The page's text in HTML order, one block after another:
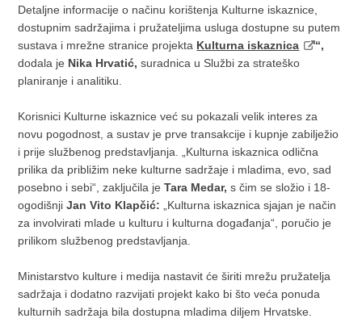
Detaljne informacije o načinu korištenja Kulturne iskaznice,
dostupnim sadržajima i pružateljima usluga dostupne su putem
sustava i mrežne stranice projekta Kulturna iskaznica
“,
dodala je Nika Hrvatić, suradnica u Službi za strateško
planiranje i analitiku.
Korisnici Kulturne iskaznice već su pokazali velik interes za
novu pogodnost, a sustav je prve transakcije i kupnje zabilježio
i prije službenog predstavljanja. „Kulturna iskaznica odlična
prilika da približim neke kulturne sadržaje i mladima, evo, sad
posebno i sebi“, zaključila jeTara Medar, s čim se složio i 18-
ogodišnjiJan Vito Klapčić: „Kulturna iskaznica sjajan je način
za involvirati mlade u kulturu i kulturna događanja“, poručio je
prilikom službenog predstavljanja.
Ministarstvo kulture i medija nastavit će širiti mrežu pružatelja
sadržaja i dodatno razvijati projekt kako bi što veća ponuda
kulturnih sadržaja bila dostupna mladima diljem Hrvatske.